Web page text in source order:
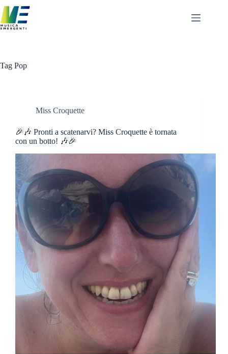
al
contenuto
Tag Pop
Miss Croquette
🎉🎶 Pronti a scatenarvi? Miss Croquette è tornata
con un botto! 🎶🎉